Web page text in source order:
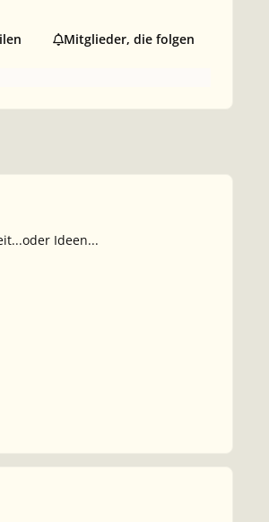
Mitglieder, die folgen
Ideen...